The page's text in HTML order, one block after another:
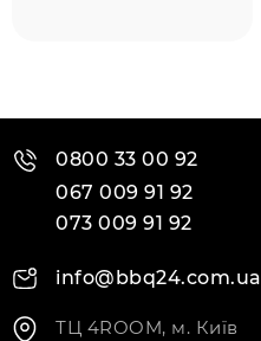
0800 33 00 92
067 009 91 92
073 009 91 92
info@bbq24.com.ua
ТЦ 4ROOM, м. Київ